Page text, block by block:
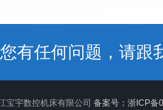
有任何问题，请跟
宝宇数控机床有限公司 备案号：浙ICP备